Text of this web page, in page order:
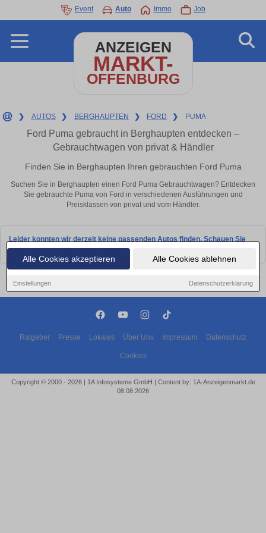
Alle Cookies akzeptieren Alle Cookies ablehnen
Einstellungen Datenschutzerklärung
Event Auto Immo Job
ANZEIGEN
MARKT-
OFFENBURG
❯ AUTOS ❯ BERGHAUPTEN ❯ FORD ❯ PUMA
Ford Puma gebraucht in Berghaupten entdecken –
Gebrauchtwagen von privat & Händler
Finden Sie in Berghaupten Ihren gebrauchten Ford Puma
Suchen Sie in Berghaupten einen Ford Puma Gebrauchtwagen? Entdecken
Sie gebrauchte Puma von Ford in verschiedenen Ausführungen und
Preisklassen von privat und vom Händler.
Leider konnten wir derzeit keine passenden Autos finden. Schauen Sie
bald wieder vorbei!
Ratgeber Presse Lokales Über Uns Impressum Datenschutz
Cookies
Copyright © 2000 - 2026 | 1A Infosysteme GmbH | Content by: 1A-Anzeigenmarkt.de
08.08.2026